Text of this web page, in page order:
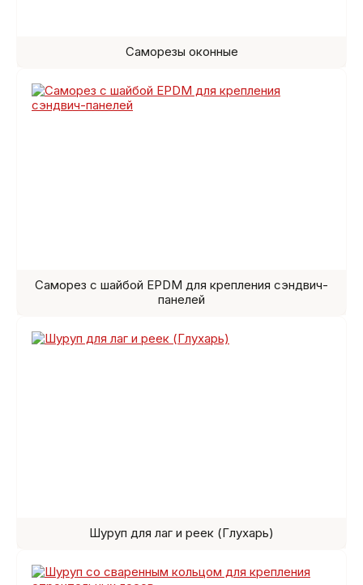
Саморезы оконные
Саморез с шайбой EPDM для крепления сэндвич-
панелей
Шуруп для лаг и реек (Глухарь)